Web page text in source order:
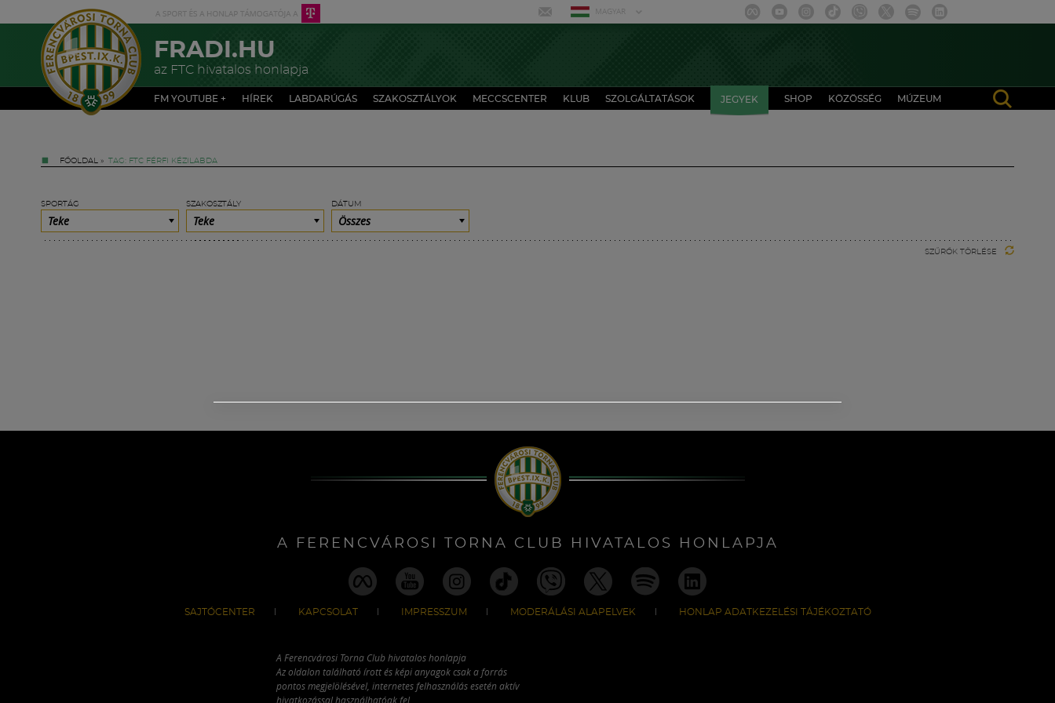
MAGYAR
FRADI.HU
az FTC hivatalos honlapja
FM YOUTUBE + HÍREK LABDARÚGÁS SZAKOSZTÁLYOK MECCSCENTER KLUB SZOLGÁLTATÁSOK JEGYEK SHOP KÖZÖSSÉG MÚZEUM
FŐOLDAL » TAG: FTC FÉRFI KÉZILABDA
SPORTÁG
Teke
SZAKOSZTÁLY
Teke
DÁTUM
Összes
SZŰRŐK TÖRLÉSE
A FERENCVÁROSI TORNA CLUB HIVATALOS HONLAPJA
SAJTÓCENTER KAPCSOLAT IMPRESSZUM MODERÁLÁSI ALAPELVEK HONLAP ADATKEZELÉSI TÁJÉKOZTATÓ
A Ferencvárosi Torna Club hivatalos honlapja
Az oldalon található írott és képi anyagok csak a forrás
pontos megjelölésével, internetes felhasználás esetén aktív
hivatkozással használhatóak fel.